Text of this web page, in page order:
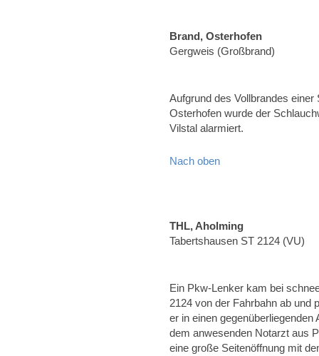
Brand, Osterhofen
Gergweis (Großbrand)
Aufgrund des Vollbrandes
Osterhofen wurde der
Vilstal alarmiert.
Nach oben
THL, Aholming
Tabertshausen ST 2124 (VU)
Ein Pkw-Lenker kam bei
2124 von der Fahrbahn ab und
er in einen
dem anwesenden Notarzt aus
eine große Seitenöffnung mit